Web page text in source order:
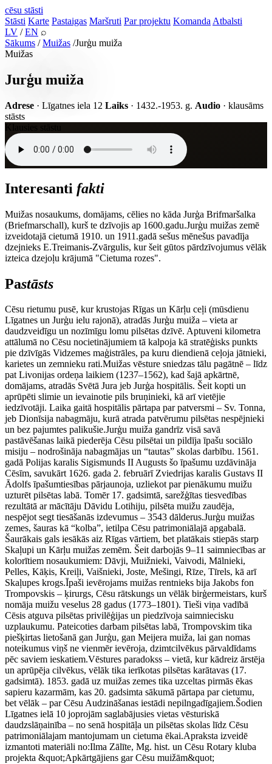
cēsu stāsti
Stāsti Karte Pastaigas Maršruti Par projektu Komanda Atbalsti
LV /EN ⌕
Sākums / Muižas /Jurģu muiža
Muižas
Jurģu muiža
Adrese · Līgatnes iela 12 Laiks · 1432.-1953. g. Audio · klausāms
stāsts
Klausies stāstu
Interesanti fakti
Muižas nosaukums, domājams, cēlies no kāda Jurģa Brifmaršalka
(Briefmarschall), kurš te dzīvojis ap 1600.gadu.Jurģu muižas zemē
izveidotajā cietumā 1910. un 1911.gadā sešus mēnešus pavadīja
dzejnieks E.Treimanis-Zvārgulis, kur šeit gūtos pārdzīvojumus vēlāk
izteica dzejoļu krājumā "Cietuma rozes".
Pastāsts
Cēsu rietumu pusē, kur krustojas Rīgas un Kārļu ceļi (mūsdienu
Līgatnes un Jurģu ielu rajonā), atradās Jurģu muiža – vieta ar
daudzveidīgu un nozīmīgu lomu pilsētas dzīvē. Aptuveni kilometra
attālumā no Cēsu nocietinājumiem tā kalpoja kā stratēģisks punkts
pie dzīvīgās Vidzemes maģistrāles, pa kuru diendienā ceļoja jātnieki,
karietes un zemnieku rati.Muižas vēsture sniedzas tālu pagātnē – līdz
pat Livonijas ordeņa laikiem (1237–1562), kad šajā apkārtnē,
domājams, atradās Svētā Jura jeb Jurģa hospitālis. Šeit kopti un
aprūpēti slimie un ievainotie pils bruņinieki, kā arī vietējie
iedzīvotāji. Laika gaitā hospitālis pārtapa par patversmi – Sv. Tonna,
jeb Dionīsija nabagmāju, kurā atrada patvērumu pilsētas nespējnieki
un bez pajumtes palikušie.Jurģu muiža gandrīz visā savā
pastāvēšanas laikā piederēja Cēsu pilsētai un pildīja īpašu sociālo
misiju – nodrošināja nabagmājas un “tautas” skolas darbību. 1561.
gadā Polijas karalis Sigismunds II Augusts šo īpašumu uzdāvināja
Cēsīm, savukārt 1626. gada 2. februārī Zviedrijas karalis Gustavs II
Ādolfs īpašumtiesības pārjaunoja, uzliekot par pienākumu muižu
uzturēt pilsētas labā. Tomēr 17. gadsimtā, sarežģītas tiesvedības
rezultātā ar mācītāju Dāvidu Lotihiju, pilsēta muižu zaudēja,
nespējot segt tiesāšanās izdevumus – 3543 dālderus.Jurģu muižas
zemes, šauras kā “kolba”, ietilpa Cēsu patrimoniālajā apgabalā.
Šaurākais gals iesākās aiz Rīgas vārtiem, bet platākais stiepās starp
Skaļupi un Kārļu muižas zemēm. Šeit darbojās 9–11 saimniecības ar
kolorītiem nosaukumiem: Dāvji, Muižnieki, Vaivodi, Mālnieki,
Pelles, Kāķis, Kreiļi, Vaišnieki, Joste, Mešingi, Rīze, Tīrels, kā arī
Skaļupes krogs.Īpaši ievērojams muižas rentnieks bija Jakobs fon
Trompovskis – ķirurgs, Cēsu rātskungs un vēlāk birģermeistars, kurš
nomāja muižu veselus 28 gadus (1773–1801). Tieši viņa vadībā
Cēsis atguva pilsētas privilēģijas un piedzīvoja saimniecisku
uzplaukumu. Pateicoties darbam pilsētas labā, Trompovskim tika
piešķirtas lietošanā gan Jurģu, gan Meijera muiža, lai gan nomas
noteikumus viņš ne vienmēr ievēroja, dzimtcilvēkus pārvaldīdams
pēc saviem ieskatiem.Vēstures paradokss – vietā, kur kādreiz ārstēja
un aprūpēja cilvēkus, vēlāk tika ierīkotas pilsētas karātavas (17.
gadsimtā). 1853. gadā uz muižas zemes tika uzceltas pirmās ēkas
sapieru kazarmām, kas 20. gadsimta sākumā pārtapa par cietumu,
bet vēlāk – par Cēsu Audzināšanas iestādi nepilngadīgajiem.Šodien
Līgatnes ielā 10 joprojām saglabājusies vietas vēsturiskā
daudzslāņainība – no senā hospitāļa un pilsētas skolas līdz Cēsu
patrimoniālajam mantojumam un cietuma ēkai.Apraksta izveidē
izmantoti materiāli no:Ilma Zālīte, Mg. hist. un Cēsu Rotary kluba
projekta &quot;Apkārtgājiens gar Cēsu muižām&quot;